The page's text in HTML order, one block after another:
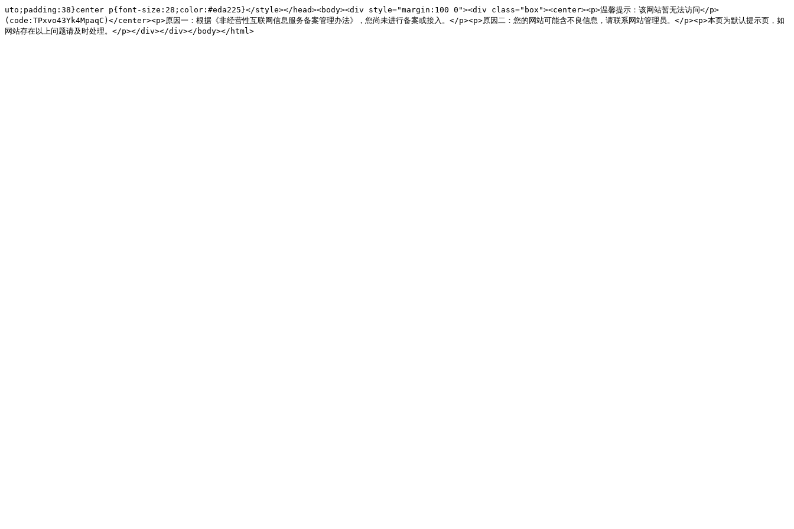
uto;padding:38}center p{font-size:28;color:#eda225}</style></head><body><div style="margin:100 0"><div class="box"><center><p>温馨提示：该网站暂无法访问</p>
(code:TPxvo43Yk4MpaqC)</center><p>原因一：根据《非经营性互联网信息服务备案管理办法》，您尚未进行备案或接入。</p><p>原因二：您的网站可能含不良信息，请联系网站管理员。</p><p>本页为默认提示页，如
网站存在以上问题请及时处理。</p></div></div></body></html>